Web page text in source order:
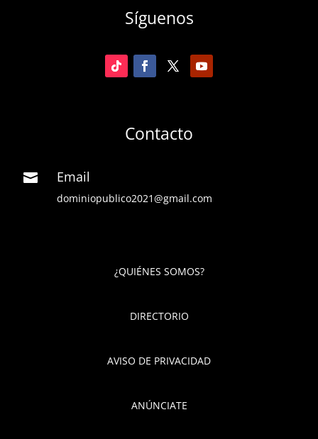
Síguenos
Contacto
 Email
dominiopublico2021@gmail.com
¿QUIÉNES SOMOS?
DIRECTORIO
AVISO DE PRIVACIDAD
ANÚNCIATE